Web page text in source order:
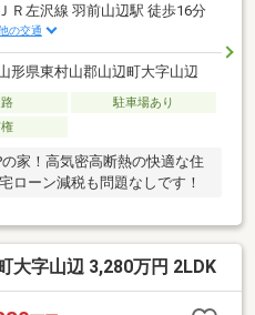
ＪＲ左沢線 羽前山辺駅 徒歩16分
の交通
形県東村山郡山辺町大字山辺
駐車場あり
家！高気密高断熱の快適な住
ローン減税も問題なしです！
大字山辺 3,280万円 2LDK